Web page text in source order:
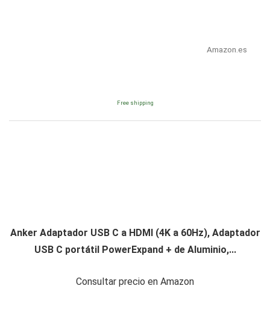
Amazon.es
Free shipping
Anker Adaptador USB C a HDMI (4K a 60Hz), Adaptador
USB C portátil PowerExpand + de Aluminio,...
Consultar precio en Amazon